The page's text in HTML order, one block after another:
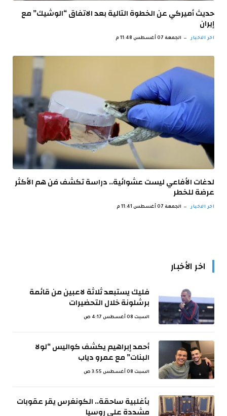
حديث أميركي عن الخطوة التالية بعد الاتفاق “الوشيك” مع
إيران
اخر الاخبار الجمعة 07 أغسطس 11:48 م
لدغات الأفاعي ليست عشوائية.. دراسة تكشف مَن هم الأكثر
عرضة للخطر
اخر الاخبار الجمعة 07 أغسطس 11:41 م
اخر الأخبار
فليك يستبعد ثلاثة لاعبين من قائمة
برشلونة خلال التحضيرات
السبت 08 أغسطس 4:17 ص
أحمد إبراهيم يكشف كواليس “لولا
البنات” مع عمرو دياب
السبت 08 أغسطس 3:55 ص
بأغلبية ساحقة.. الكونغرس يقر عقوبات
مشددة على روسيا